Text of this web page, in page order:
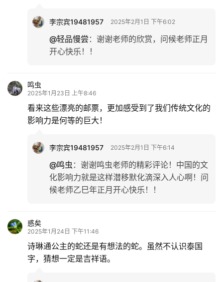
李宗宾19481957 2025年2月1日 下午6:02
@轻品慢尝 ： 谢谢老师的欣赏，问候老师正月
开心快乐！！
鸣虫
2025年1月23日 上午8:46
看来这些漂亮的邮票，更加感受到了我们传统文化的
影响力是何等的巨大！
李宗宾19481957 2025年2月1日 下午6:14
@鸣虫 ： 谢谢鸣虫老师的精彩评论！中国的文
化影响力就是这样潜移默化滴深入人心啊！问
候老师乙巳年正月开心快乐！！
惑矣
2025年1月24日 下午11:46
诗琳通公主的蛇还是有想法的蛇。虽然不认识泰国
字，猜想一定是吉祥语。